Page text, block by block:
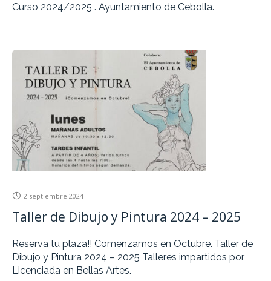
Curso 2024/2025 . Ayuntamiento de Cebolla.
2 septiembre 2024
Taller de Dibujo y Pintura 2024 – 2025
Reserva tu plaza!! Comenzamos en Octubre. Taller de
Dibujo y Pintura 2024 – 2025 Talleres impartidos por
Licenciada en Bellas Artes.